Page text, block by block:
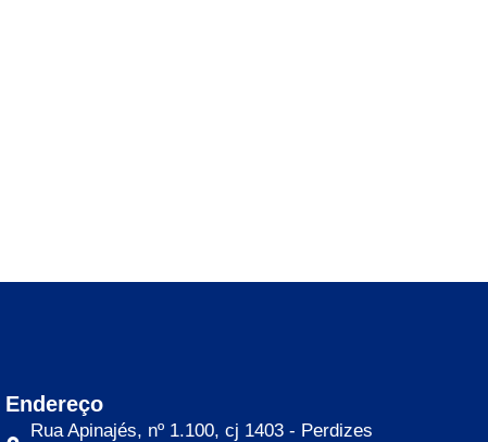
Endereço
Rua Apinajés, nº 1.100, cj 1403 - Perdizes